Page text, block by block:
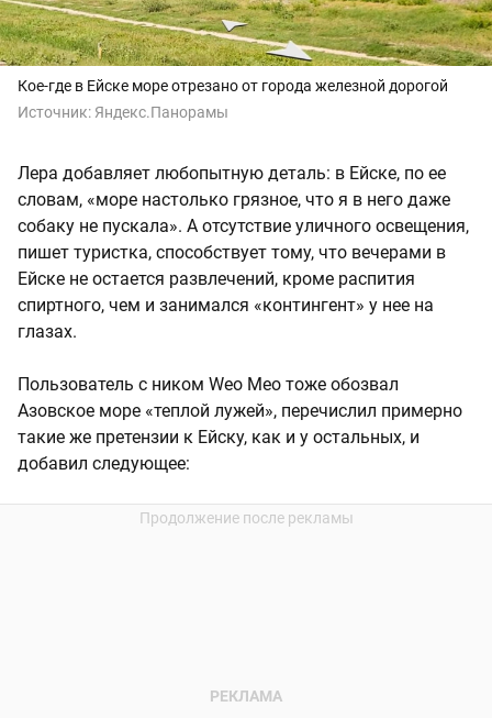
Кое-где в Ейске море отрезано от города железной дорогой
Источник: Яндекс.Панорамы
Лера добавляет любопытную деталь: в Ейске, по ее
словам, «море настолько грязное, что я в него даже
собаку не пускала». А отсутствие уличного освещения,
пишет туристка, способствует тому, что вечерами в
Ейске не остается развлечений, кроме распития
спиртного, чем и занимался «контингент» у нее на
глазах.
Пользователь с ником Weo Meo тоже обозвал
Азовское море «теплой лужей», перечислил примерно
такие же претензии к Ейску, как и у остальных, и
добавил следующее: